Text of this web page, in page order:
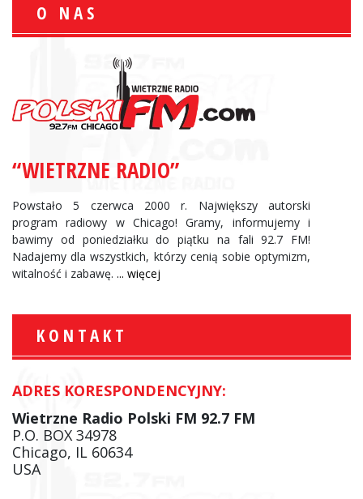
O NAS
“WIETRZNE RADIO”
Powstało 5 czerwca 2000 r. Największy autorski
program radiowy w Chicago! Gramy, informujemy i
bawimy od poniedziałku do piątku na fali 92.7 FM!
Nadajemy dla wszystkich, którzy cenią sobie optymizm,
witalność i zabawę. ... więcej
KONTAKT
ADRES KORESPONDENCYJNY:
Wietrzne Radio Polski FM 92.7 FM
P.O. BOX 34978
Chicago, IL 60634
USA